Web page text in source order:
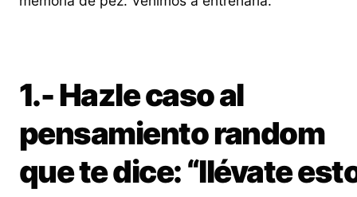
1.- Hazle caso al
pensamiento random
que te dice: “llévate